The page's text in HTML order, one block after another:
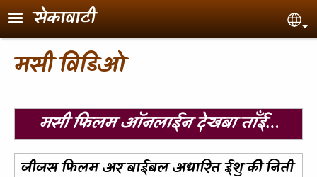
Skip to main content
सेकावाटी
मसी विडिओ
मसी फिलम ऑनलाईन देखबा ताँई…
जीजस फिलम अर बाईबल अधारित ईशु की निती